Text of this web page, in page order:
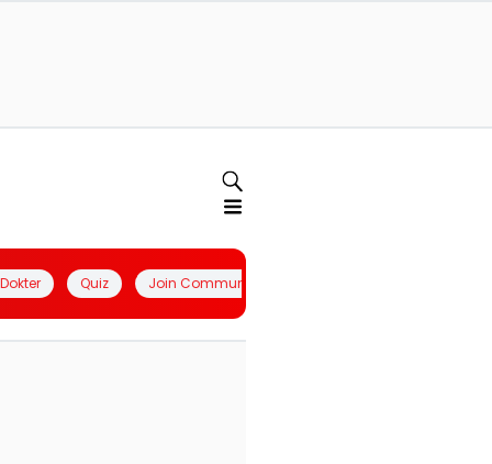
Quiz Join Community